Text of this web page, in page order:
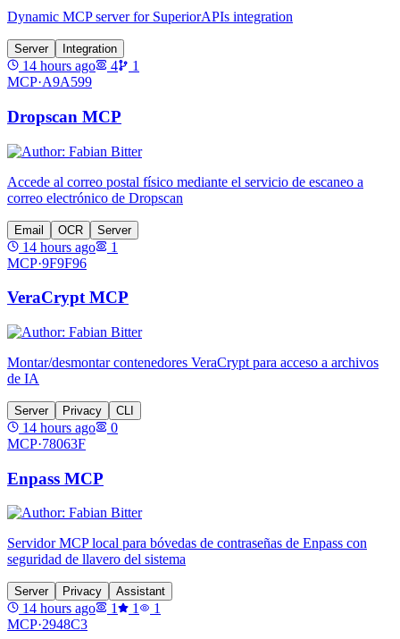
Dynamic MCP server for SuperiorAPIs integration
Server Integration
14 hours ago 4
1
MCP·A9A599
Dropscan MCP
Accede al correo postal físico mediante el servicio de escaneo a
correo electrónico de Dropscan
Email OCR Server
14 hours ago
1
MCP·9F9F96
VeraCrypt MCP
Montar/desmontar contenedores VeraCrypt para acceso a archivos
de IA
Server Privacy CLI
14 hours ago
0
MCP·78063F
Enpass MCP
Servidor MCP local para bóvedas de contraseñas de Enpass con
seguridad de llavero del sistema
Server Privacy Assistant
14 hours ago 1 1
1
MCP·2948C3